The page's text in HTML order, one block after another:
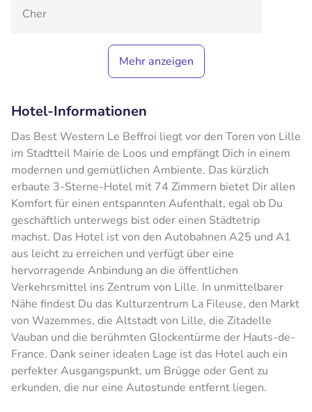
Cher
Mehr anzeigen
Hotel-Informationen
Das Best Western Le Beffroi liegt vor den Toren von Lille
im Stadtteil Mairie de Loos und empfängt Dich in einem
modernen und gemütlichen Ambiente. Das kürzlich
erbaute 3-Sterne-Hotel mit 74 Zimmern bietet Dir allen
Komfort für einen entspannten Aufenthalt, egal ob Du
geschäftlich unterwegs bist oder einen Städtetrip
machst. Das Hotel ist von den Autobahnen A25 und A1
aus leicht zu erreichen und verfügt über eine
hervorragende Anbindung an die öffentlichen
Verkehrsmittel ins Zentrum von Lille. In unmittelbarer
Nähe findest Du das Kulturzentrum La Fileuse, den Markt
von Wazemmes, die Altstadt von Lille, die Zitadelle
Vauban und die berühmten Glockentürme der Hauts-de-
France. Dank seiner idealen Lage ist das Hotel auch ein
perfekter Ausgangspunkt, um Brügge oder Gent zu
erkunden, die nur eine Autostunde entfernt liegen.